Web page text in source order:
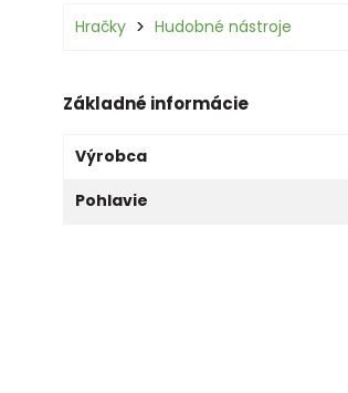
Hračky Hudobné nástroje
Základné informácie
Výrobca
Pohlavie